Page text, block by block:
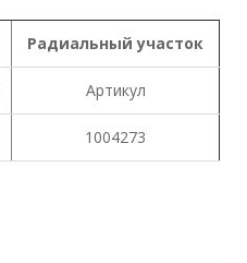
Радиальный участок
Артикул
1004273